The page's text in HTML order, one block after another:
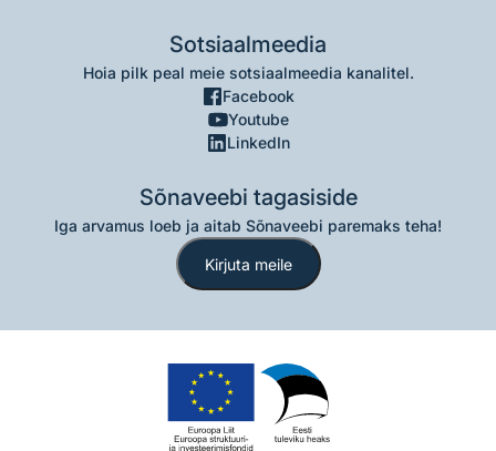
Sotsiaalmeedia
Hoia pilk peal meie sotsiaalmeedia kanalitel.
Facebook
Youtube
LinkedIn
Sõnaveebi tagasiside
Iga arvamus loeb ja aitab Sõnaveebi paremaks teha!
Kirjuta meile